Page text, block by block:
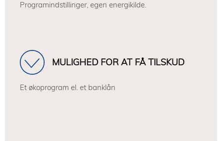
Programindstillinger, egen energikilde.
MULIGHED FOR AT FÅ TILSKUD
Et økoprogram el. et banklån